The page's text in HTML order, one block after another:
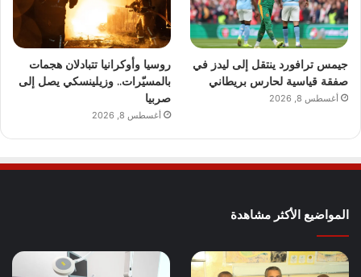
جيمس ترافورد ينتقل إلى ليدز في
صفقة قياسية لحارس بريطاني
أغسطس 8, 2026
روسيا وأوكرانيا تتبادلان هجمات
بالمسيّرات.. وزيلينسكي يصل إلى
صربيا
أغسطس 8, 2026
المواضيع الأكثر مشاهدة